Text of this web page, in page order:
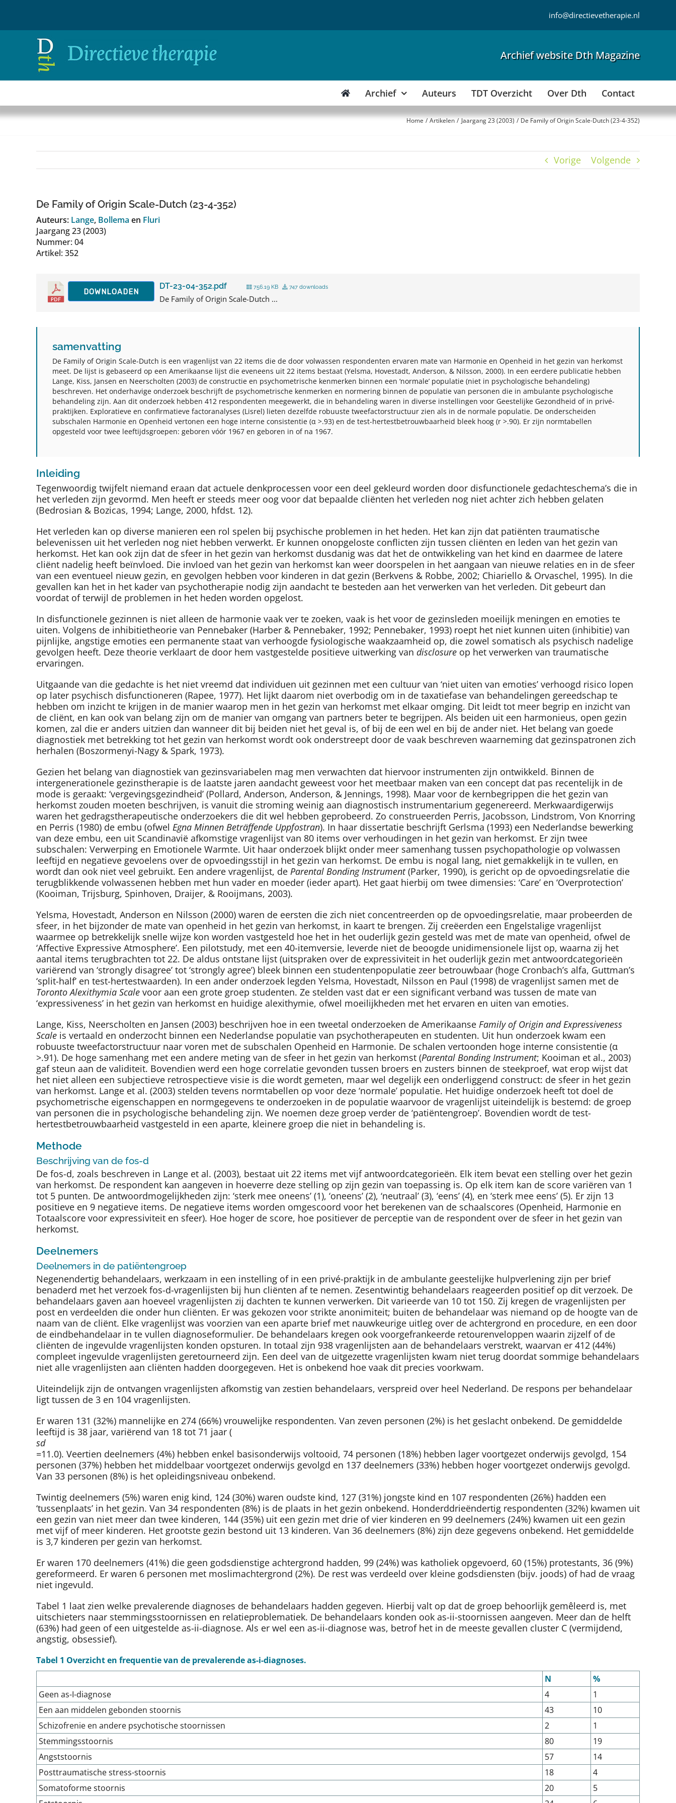
inhoud
info@directievetherapie.nl
Archief website Dth Magazine
Archief Auteurs TDT Overzicht Over Dth Contact
Home Artikelen Jaargang 23 (2003) De Family of Origin Scale-Dutch (23-4-352)
Vorige Volgende
De Family of Origin Scale-Dutch (23-4-352)
Auteurs: Lange, Bollema en Fluri
Jaargang 23 (2003)
Nummer: 04
Artikel: 352
DOWNLOADEN
DT-23-04-352.pdf 756.19 KB 747 downloads
De Family of Origin Scale-Dutch ...
samenvatting
De Family of Origin Scale-Dutch is een vragenlijst van 22 items die de door volwassen respondenten ervaren mate van Harmonie en Openheid in het gezin van herkomst
meet. De lijst is gebaseerd op een Amerikaanse lijst die eveneens uit 22 items bestaat (Yelsma, Hovestadt, Anderson, & Nilsson, 2000). In een eerdere publicatie hebben
Lange, Kiss, Jansen en Neerscholten (2003) de constructie en psychometrische kenmerken binnen een ‘normale’ populatie (niet in psychologische behandeling)
beschreven. Het onderhavige onderzoek beschrijft de psychometrische kenmerken en normering binnen de populatie van personen die in ambulante psychologische
behandeling zijn. Aan dit onderzoek hebben 412 respondenten meegewerkt, die in behandeling waren in diverse instellingen voor Geestelijke Gezondheid of in privé-
praktijken. Exploratieve en confirmatieve factoranalyses (Lisrel) lieten dezelfde robuuste tweefactorstructuur zien als in de normale populatie. De onderscheiden
subschalen Harmonie en Openheid vertonen een hoge interne consistentie (α >.93) en de test-hertestbetrouwbaarheid bleek hoog (r >.90). Er zijn normtabellen
opgesteld voor twee leeftijdsgroepen: geboren vóór 1967 en geboren in of na 1967.
Inleiding
Tegenwoordig twijfelt niemand eraan dat actuele denkprocessen voor een deel gekleurd worden door disfunctionele gedachteschema’s die in
het verleden zijn gevormd. Men heeft er steeds meer oog voor dat bepaalde cliënten het verleden nog niet achter zich hebben gelaten
(Bedrosian & Bozicas, 1994; Lange, 2000, hfdst. 12).
Het verleden kan op diverse manieren een rol spelen bij psychische problemen in het heden. Het kan zijn dat patiënten traumatische
belevenissen uit het verleden nog niet hebben verwerkt. Er kunnen onopgeloste conflicten zijn tussen cliënten en leden van het gezin van
herkomst. Het kan ook zijn dat de sfeer in het gezin van herkomst dusdanig was dat het de ontwikkeling van het kind en daarmee de latere
cliënt nadelig heeft beïnvloed. Die invloed van het gezin van herkomst kan weer doorspelen in het aangaan van nieuwe relaties en in de sfeer
van een eventueel nieuw gezin, en gevolgen hebben voor kinderen in dat gezin (Berkvens & Robbe, 2002; Chiariello & Orvaschel, 1995). In die
gevallen kan het in het kader van psychotherapie nodig zijn aandacht te besteden aan het verwerken van het verleden. Dit gebeurt dan
voordat of terwijl de problemen in het heden worden opgelost.
In disfunctionele gezinnen is niet alleen de harmonie vaak ver te zoeken, vaak is het voor de gezinsleden moeilijk meningen en emoties te
uiten. Volgens de inhibitietheorie van Pennebaker (Harber & Pennebaker, 1992; Pennebaker, 1993) roept het niet kunnen uiten (inhibitie) van
pijnlijke, angstige emoties een permanente staat van verhoogde fysiologische waakzaamheid op, die zowel somatisch als psychisch nadelige
gevolgen heeft. Deze theorie verklaart de door hem vastgestelde positieve uitwerking van disclosure op het verwerken van traumatische
ervaringen.
Uitgaande van die gedachte is het niet vreemd dat individuen uit gezinnen met een cultuur van ‘niet uiten van emoties’ verhoogd risico lopen
op later psychisch disfunctioneren (Rapee, 1977). Het lijkt daarom niet overbodig om in de taxatiefase van behandelingen gereedschap te
hebben om inzicht te krijgen in de manier waarop men in het gezin van herkomst met elkaar omging. Dit leidt tot meer begrip en inzicht van
de cliënt, en kan ook van belang zijn om de manier van omgang van partners beter te begrijpen. Als beiden uit een harmonieus, open gezin
komen, zal die er anders uitzien dan wanneer dit bij beiden niet het geval is, of bij de een wel en bij de ander niet. Het belang van goede
diagnostiek met betrekking tot het gezin van herkomst wordt ook onderstreept door de vaak beschreven waarneming dat gezinspatronen zich
herhalen (Boszormenyi-Nagy & Spark, 1973).
Gezien het belang van diagnostiek van gezinsvariabelen mag men verwachten dat hiervoor instrumenten zijn ontwikkeld. Binnen de
intergenerationele gezinstherapie is de laatste jaren aandacht geweest voor het meetbaar maken van een concept dat pas recentelijk in de
mode is geraakt: ‘vergevingsgezindheid’ (Pollard, Anderson, Anderson, & Jennings, 1998). Maar voor de kernbegrippen die het gezin van
herkomst zouden moeten beschrijven, is vanuit die stroming weinig aan diagnostisch instrumentarium gegenereerd. Merkwaardigerwijs
waren het gedragstherapeutische onderzoekers die dit wel hebben geprobeerd. Zo construeerden Perris, Jacobsson, Lindstrom, Von Knorring
en Perris (1980) de embu (ofwel Egna Minnen Beträffende Uppfostran). In haar dissertatie beschrijft Gerlsma (1993) een Nederlandse bewerking
van deze embu, een uit Scandinavië afkomstige vragenlijst van 80 items over verhoudingen in het gezin van herkomst. Er zijn twee
subschalen: Verwerping en Emotionele Warmte. Uit haar onderzoek blijkt onder meer samenhang tussen psychopathologie op volwassen
leeftijd en negatieve gevoelens over de opvoedingsstijl in het gezin van herkomst. De embu is nogal lang, niet gemakkelijk in te vullen, en
wordt dan ook niet veel gebruikt. Een andere vragenlijst, de Parental Bonding Instrument(Parker, 1990), is gericht op de opvoedingsrelatie die
terugblikkende volwassenen hebben met hun vader en moeder (ieder apart). Het gaat hierbij om twee dimensies: ‘Care’ en ‘Overprotection’
(Kooiman, Trijsburg, Spinhoven, Draijer, & Rooijmans, 2003).
Yelsma, Hovestadt, Anderson en Nilsson (2000) waren de eersten die zich niet concentreerden op de opvoedingsrelatie, maar probeerden de
sfeer, in het bijzonder de mate van openheid in het gezin van herkomst, in kaart te brengen. Zij creëerden een Engelstalige vragenlijst
waarmee op betrekkelijk snelle wijze kon worden vastgesteld hoe het in het ouderlijk gezin gesteld was met de mate van openheid, ofwel de
‘Affective Expressive Atmosphere’. Een pilotstudy, met een 40-itemversie, leverde niet de beoogde unidimensionele lijst op, waarna zij het
aantal items terugbrachten tot 22. De aldus ontstane lijst (uitspraken over de expressiviteit in het ouderlijk gezin met antwoordcategorieën
variërend van ‘strongly disagree’ tot ‘strongly agree’) bleek binnen een studentenpopulatie zeer betrouwbaar (hoge Cronbach’s alfa, Guttman’s
‘split-half’ en test-hertestwaarden). In een ander onderzoek legden Yelsma, Hovestadt, Nilsson en Paul (1998) de vragenlijst samen met de
Toronto Alexithymia Scale voor aan een grote groep studenten. Ze stelden vast dat er een significant verband was tussen de mate van
‘expressiveness’ in het gezin van herkomst en huidige alexithymie, ofwel moeilijkheden met het ervaren en uiten van emoties.
Lange, Kiss, Neerscholten en Jansen (2003) beschrijven hoe in een tweetal onderzoeken de Amerikaanse Family of Origin and Expressiveness
Scale is vertaald en onderzocht binnen een Nederlandse populatie van psychotherapeuten en studenten. Uit hun onderzoek kwam een
robuuste tweefactorstructuur naar voren met de subschalen Openheid en Harmonie. De schalen vertoonden hoge interne consistentie (α
>.91). De hoge samenhang met een andere meting van de sfeer in het gezin van herkomst (Parental Bonding Instrument; Kooiman et al., 2003)
gaf steun aan de validiteit. Bovendien werd een hoge correlatie gevonden tussen broers en zusters binnen de steekproef, wat erop wijst dat
het niet alleen een subjectieve retrospectieve visie is die wordt gemeten, maar wel degelijk een onderliggend construct: de sfeer in het gezin
van herkomst. Lange et al. (2003) stelden tevens normtabellen op voor deze ‘normale’ populatie. Het huidige onderzoek heeft tot doel de
psychometrische eigenschappen en normgegevens te onderzoeken in de populatie waarvoor de vragenlijst uiteindelijk is bestemd: de groep
van personen die in psychologische behandeling zijn. We noemen deze groep verder de ‘patiëntengroep’. Bovendien wordt de test-
hertestbetrouwbaarheid vastgesteld in een aparte, kleinere groep die niet in behandeling is.
Methode
Beschrijving van de fos-d
De fos-d, zoals beschreven in Lange et al. (2003), bestaat uit 22 items met vijf antwoordcategorieën. Elk item bevat een stelling over het gezin
van herkomst. De respondent kan aangeven in hoeverre deze stelling op zijn gezin van toepassing is. Op elk item kan de score variëren van 1
tot 5 punten. De antwoordmogelijkheden zijn: ‘sterk mee oneens’ (1), ‘oneens’ (2), ‘neutraal’ (3), ‘eens’ (4), en ‘sterk mee eens’ (5). Er zijn 13
positieve en 9 negatieve items. De negatieve items worden omgescoord voor het berekenen van de schaalscores (Openheid, Harmonie en
Totaalscore voor expressiviteit en sfeer). Hoe hoger de score, hoe positiever de perceptie van de respondent over de sfeer in het gezin van
herkomst.
Deelnemers
Deelnemers in de patiëntengroep
Negenendertig behandelaars, werkzaam in een instelling of in een privé-praktijk in de ambulante geestelijke hulpverlening zijn per brief
benaderd met het verzoek fos-d-vragenlijsten bij hun cliënten af te nemen. Zesentwintig behandelaars reageerden positief op dit verzoek. De
behandelaars gaven aan hoeveel vragenlijsten zij dachten te kunnen verwerken. Dit varieerde van 10 tot 150. Zij kregen de vragenlijsten per
post en verdeelden die onder hun cliënten. Er was gekozen voor strikte anonimiteit; buiten de behandelaar was niemand op de hoogte van de
naam van de cliënt. Elke vragenlijst was voorzien van een aparte brief met nauwkeurige uitleg over de achtergrond en procedure, en een door
de eindbehandelaar in te vullen diagnoseformulier. De behandelaars kregen ook voorgefrankeerde retourenveloppen waarin zijzelf of de
cliënten de ingevulde vragenlijsten konden opsturen. In totaal zijn 938 vragenlijsten aan de behandelaars verstrekt, waarvan er 412 (44%)
compleet ingevulde vragenlijsten geretourneerd zijn. Een deel van de uitgezette vragenlijsten kwam niet terug doordat sommige behandelaars
niet alle vragenlijsten aan cliënten hadden doorgegeven. Het is onbekend hoe vaak dit precies voorkwam.
Uiteindelijk zijn de ontvangen vragenlijsten afkomstig van zestien behandelaars, verspreid over heel Nederland. De respons per behandelaar
ligt tussen de 3 en 104 vragenlijsten.
Er waren 131 (32%) mannelijke en 274 (66%) vrouwelijke respondenten. Van zeven personen (2%) is het geslacht onbekend. De gemiddelde
leeftijd is 38 jaar, variërend van 18 tot 71 jaar (
sd
=11.0). Veertien deelnemers (4%) hebben enkel basisonderwijs voltooid, 74 personen (18%) hebben lager voortgezet onderwijs gevolgd, 154
personen (37%) hebben het middelbaar voortgezet onderwijs gevolgd en 137 deelnemers (33%) hebben hoger voortgezet onderwijs gevolgd.
Van 33 personen (8%) is het opleidingsniveau onbekend.
Twintig deelnemers (5%) waren enig kind, 124 (30%) waren oudste kind, 127 (31%) jongste kind en 107 respondenten (26%) hadden een
‘tussenplaats’ in het gezin. Van 34 respondenten (8%) is de plaats in het gezin onbekend. Honderddrieëndertig respondenten (32%) kwamen uit
een gezin van niet meer dan twee kinderen, 144 (35%) uit een gezin met drie of vier kinderen en 99 deelnemers (24%) kwamen uit een gezin
met vijf of meer kinderen. Het grootste gezin bestond uit 13 kinderen. Van 36 deelnemers (8%) zijn deze gegevens onbekend. Het gemiddelde
is 3,7 kinderen per gezin van herkomst.
Er waren 170 deelnemers (41%) die geen godsdienstige achtergrond hadden, 99 (24%) was katholiek opgevoerd, 60 (15%) protestants, 36 (9%)
gereformeerd. Er waren 6 personen met moslimachtergrond (2%). De rest was verdeeld over kleine godsdiensten (bijv. joods) of had de vraag
niet ingevuld.
Tabel 1 laat zien welke prevalerende diagnoses de behandelaars hadden gegeven. Hierbij valt op dat de groep behoorlijk gemêleerd is, met
uitschieters naar stemmingsstoornissen en relatieproblematiek. De behandelaars konden ook as-ii-stoornissen aangeven. Meer dan de helft
(63%) had geen of een uitgestelde as-ii-diagnose. Als er wel een as-ii-diagnose was, betrof het in de meeste gevallen cluster C (vermijdend,
angstig, obsessief).
Tabel 1 Overzicht en frequentie van de prevalerende as-i-diagnoses.
N
%
Geen as-I-diagnose
4
1
Een aan middelen gebonden stoornis
43
10
Schizofrenie en andere psychotische stoornissen
2
1
Stemmingsstoornis
80
19
Angststoornis
57
14
Posttraumatische stress-stoornis
18
4
Somatoforme stoornis
20
5